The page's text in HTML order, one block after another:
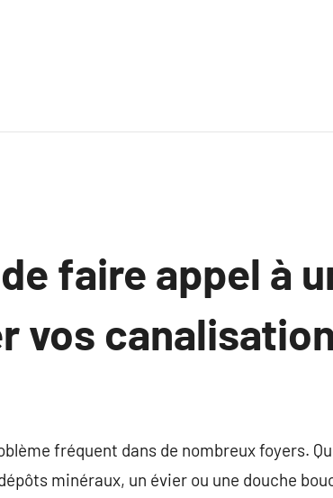
faire appel à
vos
fréquent dans de nombreux foyers.
minéraux, un évier ou une douche